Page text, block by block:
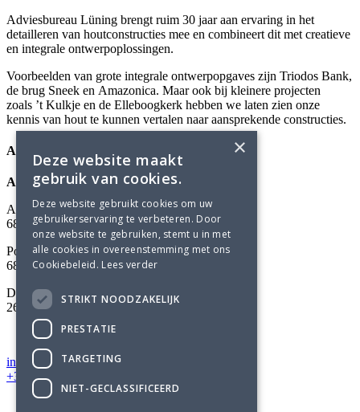
Adviesbureau Lüning brengt ruim 30 jaar aan ervaring in het
detailleren van houtconstructies mee en combineert dit met creatieve
en integrale ontwerpoplossingen.
Voorbeelden van grote integrale ontwerpopgaves zijn Triodos Bank,
de brug Sneek en Amazonica. Maar ook bij kleinere projecten
zoals ’t Kulkje en de Elleboogkerk hebben we laten zien onze
kennis van hout te kunnen vertalen naar aansprekende constructies.
Adviesbureau Lüning
Adviesbureau Lüning
Arnhemsestraatweg 358
6881 NK Velp
Postbus 304
6800 AH Arnhem
Delftechpark 12
2628 XH Delft
info@luning.nl
+31 26 368 3480
×
Deze website maakt
gebruik van cookies.
Deze website gebruikt cookies om uw
gebruikerservaring te verbeteren. Door
onze website te gebruiken, stemt u in met
alle cookies in overeenstemming met ons
Cookiebeleid. Lees verder
STRIKT NOODZAKELIJK
PRESTATIE
TARGETING
NIET-GECLASSIFICEERD